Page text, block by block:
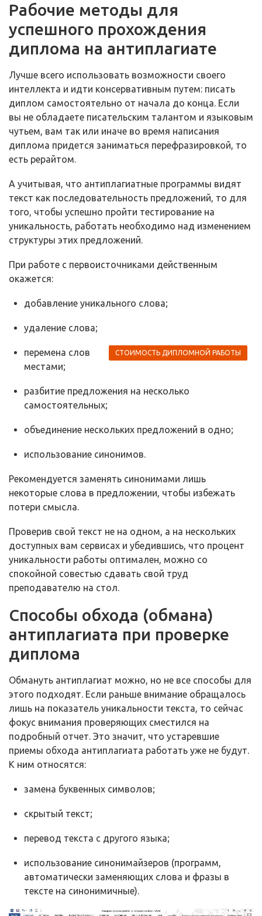
Рабочие методы для
успешного прохождения
диплома на антиплагиате
Лучше всего использовать возможности своего
интеллекта и идти консервативным путем: писать
диплом самостоятельно от начала до конца. Если
вы не обладаете писательским талантом и языковым
чутьем, вам так или иначе во время написания
диплома придется заниматься перефразировкой, то
есть рерайтом.
А учитывая, что антиплагиатные программы видят
текст как последовательность предложений, то для
того, чтобы успешно пройти тестирование на
уникальность, работать необходимо над изменением
структуры этих предложений.
При работе с первоисточниками действенным
окажется:
добавление уникального слова;
удаление слова;
СТОИМОСТЬ ДИПЛОМНОЙ РАБОТЫ
перемена слов
местами;
разбитие предложения на несколько
самостоятельных;
объединение нескольких предложений в одно;
использование синонимов.
Рекомендуется заменять синонимами лишь
некоторые слова в предложении, чтобы избежать
потери смысла.
Проверив свой текст не на одном, а на нескольких
доступных вам сервисах и убедившись, что процент
уникальности работы оптимален, можно со
спокойной совестью сдавать свой труд
преподавателю на стол.
Способы обхода (обмана)
антиплагиата при проверке
диплома
Обмануть антиплагиат можно, но не все способы для
этого подходят. Если раньше внимание обращалось
лишь на показатель уникальности текста, то сейчас
фокус внимания проверяющих сместился на
подробный отчет. Это значит, что устаревшие
приемы обхода антиплагиата работать уже не будут.
К ним относятся:
замена буквенных символов;
скрытый текст;
перевод текста с другого языка;
использование синонимайзеров (программ,
автоматически заменяющих слова и фразы в
тексте на синонимичные).